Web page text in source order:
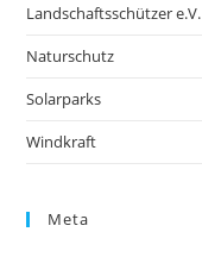
Landschaftsschützer e.V.
Naturschutz
Solarparks
Windkraft
Meta